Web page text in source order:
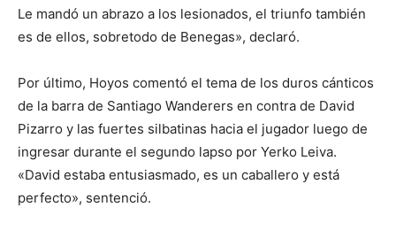
Le mandó un abrazo a los lesionados, el triunfo también
es de ellos, sobretodo de Benegas», declaró.
Por último, Hoyos comentó el tema de los duros cánticos
de la barra de Santiago Wanderers en contra de David
Pizarro y las fuertes silbatinas hacia el jugador luego de
ingresar durante el segundo lapso por Yerko Leiva.
«David estaba entusiasmado, es un caballero y está
perfecto», sentenció.